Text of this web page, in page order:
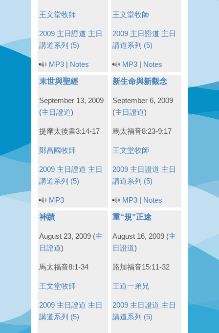
王文堂牧師
2009 主日證道 主日
講道系列 (5)
MP3 | Notes
王文堂牧師
2009 主日證道 主日
講道系列 (5)
MP3 | Notes
末世與聖經
September 13, 2009
(主日證道)
提摩太後書3:14-17
鄭昌國牧師
2009 主日證道 主日
講道系列 (5)
MP3
新生命與新觀念
September 6, 2009
(主日證道)
馬太福音8:23-9:17
王文堂牧師
2009 主日證道 主日
講道系列 (5)
MP3 | Notes
神蹟
August 23, 2009 (主
日證道)
馬太福音8:1-34
王文堂牧師
2009 主日證道 主日
講道系列 (5)
重“規”正途
August 16, 2009 (主
日證道)
路加福音15:11-32
王道一弟兄
2009 主日證道 主日
講道系列 (5)